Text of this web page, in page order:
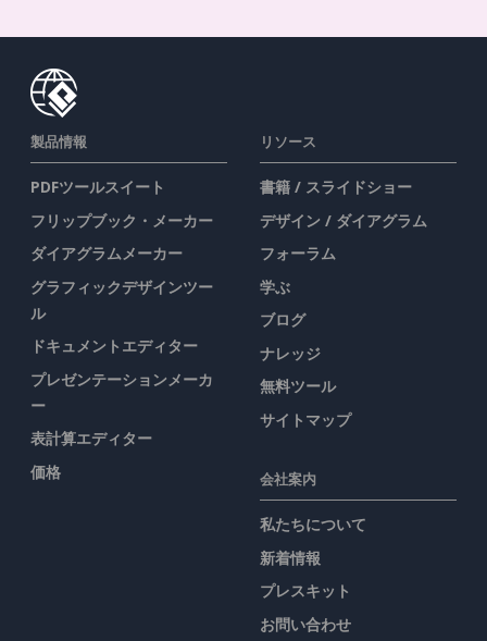
製品情報
PDFツールスイート
フリップブック・メーカー
ダイアグラムメーカー
グラフィックデザインツー
ル
ドキュメントエディター
プレゼンテーションメーカ
ー
表計算エディター
価格
リソース
書籍 / スライドショー
デザイン / ダイアグラム
フォーラム
学ぶ
ブログ
ナレッジ
無料ツール
サイトマップ
会社案内
私たちについて
新着情報
プレスキット
お問い合わせ